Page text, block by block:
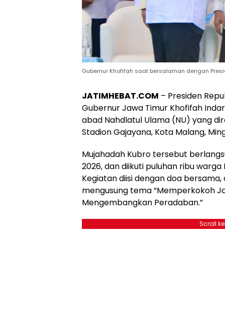
Gubernur Khofifah saat bersalaman dengan
JATIMHEBAT.COM – Presiden
Gubernur Jawa Timur Khofifah
abad Nahdlatul Ulama (NU) yang
Stadion Gajayana, Kota Malang,
Mujahadah Kubro tersebut
2026, dan diikuti puluhan ribu
Kegiatan diisi dengan doa
mengusung tema “Memperkokoh
Mengembangkan Peradaban.”
Scroll